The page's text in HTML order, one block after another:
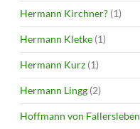
Hermann Kirchner? (1)
Hermann Kletke (1)
Hermann Kurz (1)
Hermann Lingg (2)
Hoffmann von Fallersleben